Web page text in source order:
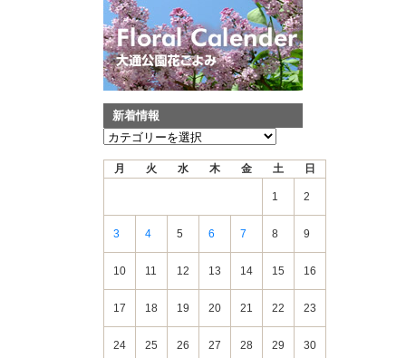
新着情報
新
月 火 水 木 金 土 日
1 2
3 4 5 6 7 8 9
10 11 12 13 14 15 16
17 18 19 20 21 22 23
24 25 26 27 28 29 30